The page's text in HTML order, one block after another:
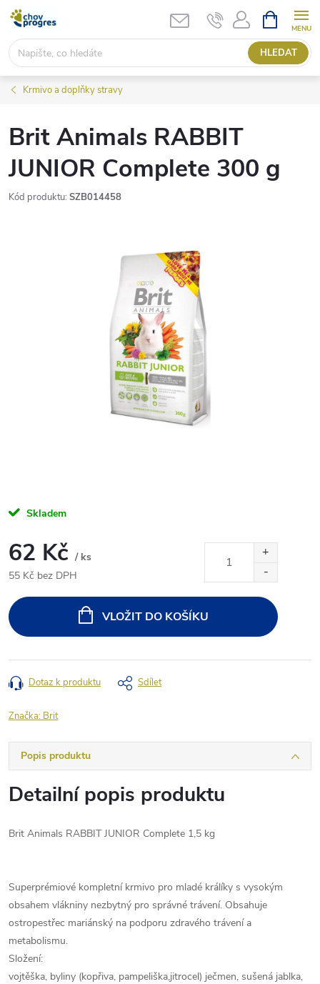
Přejít
obsah
HLEDAT
NÁKUPNÍ
KOŠÍK
Krmivo a doplňky stravy
Brit Animals RABBIT
JUNIOR Complete 300 g
Kód produktu: SZB014458
Skladem
62 Kč / ks
55 Kč bez DPH
cena:
VLOŽIT DO KOŠÍKU
Dotaz k produktu Sdílet
Značka: Brit
Popis produktu
Detailní popis produktu
Brit Animals RABBIT JUNIOR Complete 1,5 kg
Superprémiové kompletní krmivo pro mladé králíky s vysokým
obsahem vlákniny nezbytný pro správné trávení. Obsahuje
ostropestřec mariánský na podporu zdravého trávení a
metabolismu.
Složení:
vojtěška, byliny (kopřiva, pampeliška,jitrocel) ječmen, sušená jablka,